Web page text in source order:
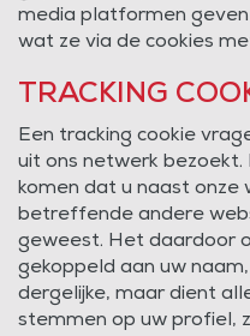
media platformen geven
wat ze via de cookies
TRACKING
Een tracking cookie
uit ons netwerk bezoekt.
komen dat u naast onze
betreffende andere
geweest. Het daardoor
gekoppeld aan uw
dergelijke, maar dient
stemmen op uw profiel,